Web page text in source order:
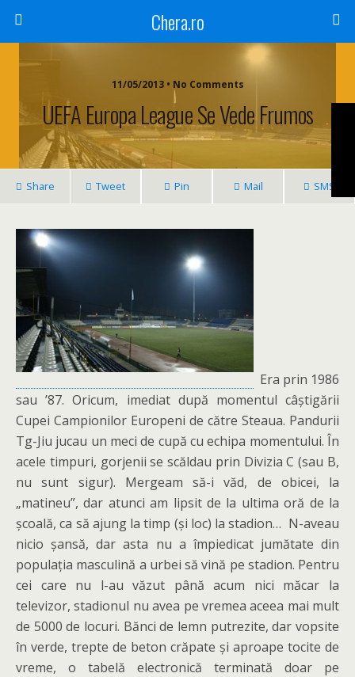
Chera.ro
11/05/2013 • No Comments
UEFA Europa League Se Vede Frumos
Share Tweet Pin Mail SMS
Era prin 1986
sau ’87. Oricum, imediat după momentul câștigării
Cupei Campionilor Europeni de către Steaua. Pandurii
Tg-Jiu jucau un meci de cupă cu echipa momentului. În
acele timpuri, gorjenii se scăldau prin Divizia C (sau B,
nu sunt sigur). Mergeam să-i văd, de obicei, la
„matineu”, dar atunci am lipsit de la ultima oră de la
școală, ca să ajung la timp (și loc) la stadion… N-aveau
nicio șansă, dar asta nu a împiedicat jumătate din
populația masculină a urbei să vină pe stadion. Pentru
cei care nu l-au văzut până acum nici măcar la
televizor, stadionul nu avea pe vremea aceea mai mult
de 5000 de locuri. Bănci de lemn putrezite, dar vopsite
în verde, trepte de beton crăpate și aproape tocite de
vreme, o tabelă electronică terminată doar pe